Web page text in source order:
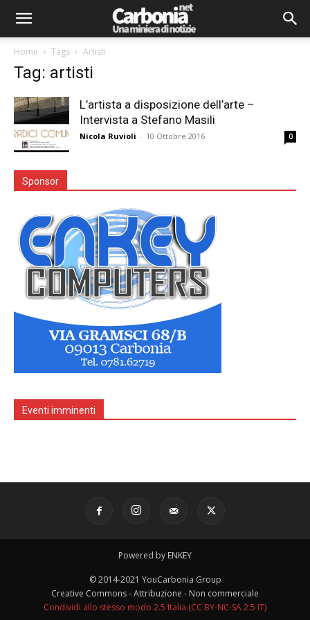
Home Tags Artisti
Tag: artisti
L’artista a disposizione dell’arte –
Intervista a Stefano Masili
Nicola Ruvioli - 10 Ottobre 2016 0
Sponsor
Eventi imminenti
Powered by ENKEY
© 2014-2021 YouCarbonia Group
Creative Commons - Attribuzione - Non commerciale
Condividi allo stesso modo 2.5 Italia (CC BY-NC-SA 2.5 IT)